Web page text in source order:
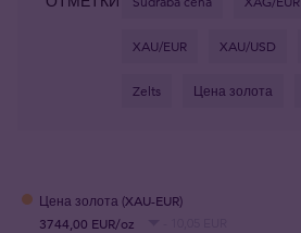
XAU/EUR XAU/USD
Zelts Цена золота
Цена золота (XAU-EUR)
3744,00 EUR/oz